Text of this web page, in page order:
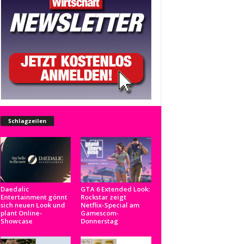
Schlagzeilen
Daedalic
Entertainment gönnt
sich neuen Look und
plant Online-
Showcase
GTA 6 Extended Look:
Rockstar zeigt
Netflix-Special am
Gamescom-
Donnerstag